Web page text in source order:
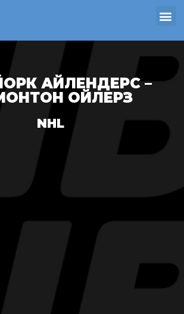
АЙЛЕНДЕРС –
ОЙЛЕРЗ
NHL